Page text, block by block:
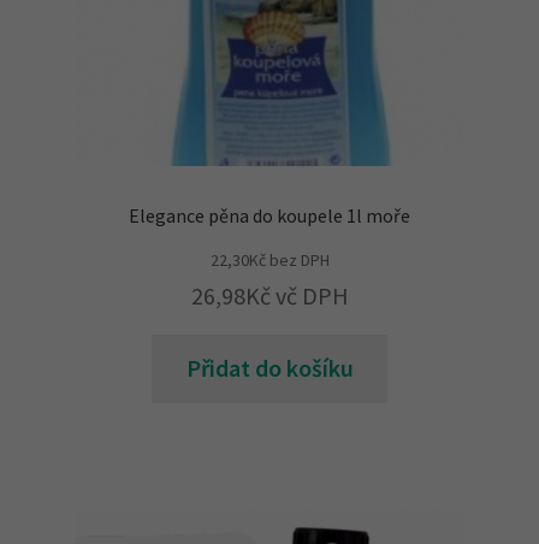
Elegance pěna do koupele 1l moře
22,30Kčbez DPH
26,98Kč vč DPH
Přidat do košíku